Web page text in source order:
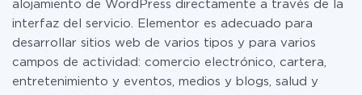
alojamiento de WordPress directamente a través de la
interfaz del servicio. Elementor es adecuado para
desarrollar sitios web de varios tipos y para varios
campos de actividad: comercio electrónico, cartera,
entretenimiento y eventos, medios y blogs, salud y